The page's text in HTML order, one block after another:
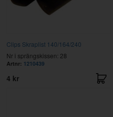
Clips Skraplist 140/164/240
Nr i sprängskissen: 28
Artnr: 1210439
4 kr